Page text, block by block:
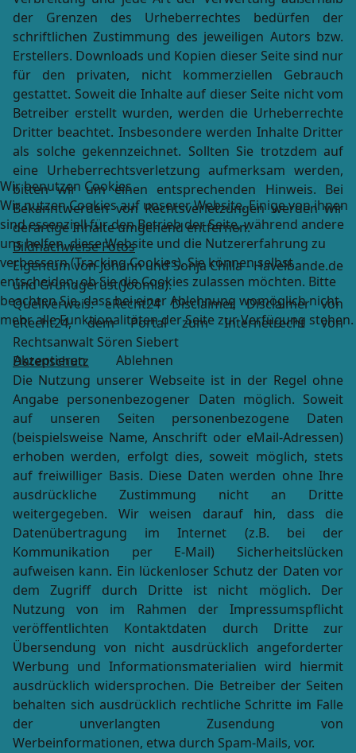
der Grenzen des Urheberrechtes bedürfen der
schriftlichen Zustimmung des jeweiligen Autors bzw.
Erstellers. Downloads und Kopien dieser Seite sind nur
für den privaten, nicht kommerziellen Gebrauch
gestattet. Soweit die Inhalte auf dieser Seite nicht vom
Betreiber erstellt wurden, werden die Urheberrechte
Dritter beachtet. Insbesondere werden Inhalte Dritter
als solche gekennzeichnet. Sollten Sie trotzdem auf
eine Urheberrechtsverletzung aufmerksam werden,
bitten wir um einen entsprechenden Hinweis. Bei
Bekanntwerden von Rechtsverletzungen werden wir
derartige Inhalte umgehend entfernen.
Bildnachweise Fotos
Eigentum von Johann und Sonja Chilla - Havelbande.de
und Grundgerüst(Joomla).
Quellverweis: eRecht24 Disclaimer, Disclaimer von
eRecht24, dem Portal zum Internetrecht von
Rechtsanwalt Sören Siebert
Datenschutz
Die Nutzung unserer Webseite ist in der Regel ohne
Angabe personenbezogener Daten möglich. Soweit
auf unseren Seiten personenbezogene Daten
(beispielsweise Name, Anschrift oder eMail-Adressen)
erhoben werden, erfolgt dies, soweit möglich, stets
auf freiwilliger Basis. Diese Daten werden ohne Ihre
ausdrückliche Zustimmung nicht an Dritte
weitergegeben. Wir weisen darauf hin, dass die
Datenübertragung im Internet (z.B. bei der
Kommunikation per E-Mail) Sicherheitslücken
aufweisen kann. Ein lückenloser Schutz der Daten vor
dem Zugriff durch Dritte ist nicht möglich. Der
Nutzung von im Rahmen der Impressumspflicht
veröffentlichten Kontaktdaten durch Dritte zur
Übersendung von nicht ausdrücklich angeforderter
Werbung und Informationsmaterialien wird hiermit
ausdrücklich widersprochen. Die Betreiber der Seiten
behalten sich ausdrücklich rechtliche Schritte im Falle
der unverlangten Zusendung von
Werbeinformationen, etwa durch Spam-Mails, vor.
Wir benutzen Cookies
Wir nutzen Cookies auf unserer Website. Einige von ihnen
sind essenziell für den Betrieb der Seite, während andere
uns helfen, diese Website und die Nutzererfahrung zu
verbessern (Tracking Cookies). Sie können selbst
entscheiden, ob Sie die Cookies zulassen möchten. Bitte
beachten Sie, dass bei einer Ablehnung womöglich nicht
mehr alle Funktionalitäten der Seite zur Verfügung stehen.
Akzeptieren Ablehnen